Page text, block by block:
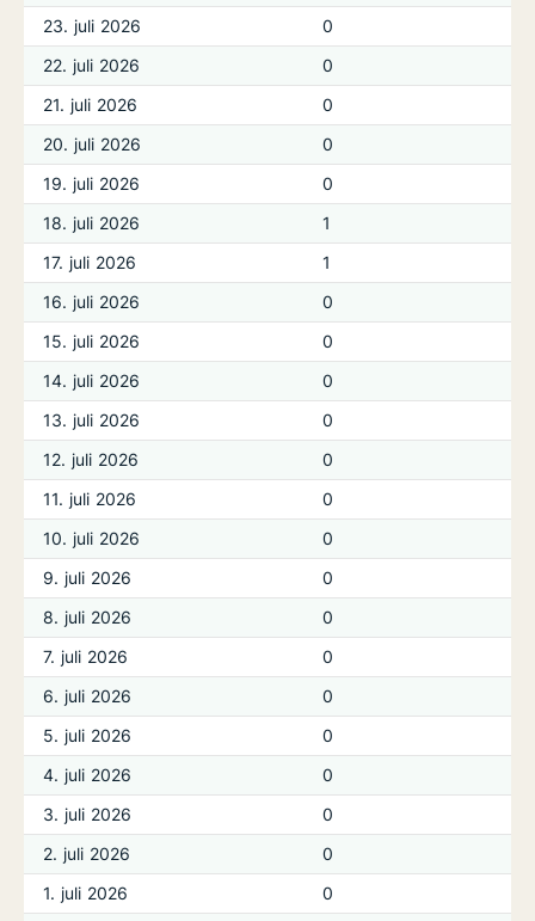
23. juli 2026
0
22. juli 2026
0
21. juli 2026
0
20. juli 2026
0
19. juli 2026
0
18. juli 2026
1
17. juli 2026
1
16. juli 2026
0
15. juli 2026
0
14. juli 2026
0
13. juli 2026
0
12. juli 2026
0
11. juli 2026
0
10. juli 2026
0
9. juli 2026
0
8. juli 2026
0
7. juli 2026
0
6. juli 2026
0
5. juli 2026
0
4. juli 2026
0
3. juli 2026
0
2. juli 2026
0
1. juli 2026
0